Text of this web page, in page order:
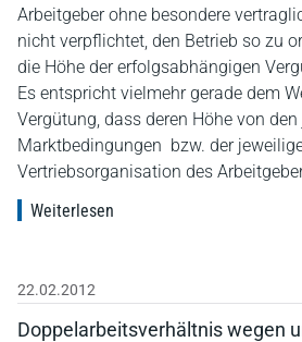
Arbeitgeber ohne besondere
nicht verpflichtet, den Betrieb so zu
die Höhe der erfolgsabhängigen
Es entspricht vielmehr gerade dem
Vergütung, dass deren Höhe von
Marktbedingungen bzw. der
Vertriebsorganisation des
Weiterlesen
22.02.2012
Doppelarbeitsverhältnis wegen